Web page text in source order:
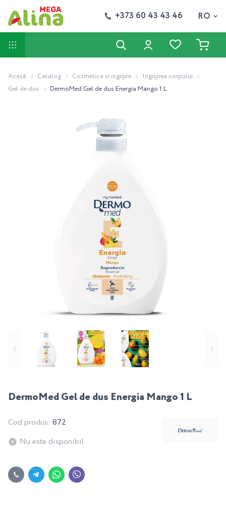
+373 60 43 43 46 RO
Acasă Catalog Cosmetica si ingrijire
Ingrijirea corpului
Gel de dus
DermoMed Gel de dus Energia Mango 1 L
DermoMed Gel de dus Energia Mango 1 L
Cod produs: 872
Nu este disponibil